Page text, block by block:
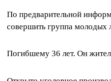
По предварительной
совершить группа молодых
Погибшему 36 лет. Он